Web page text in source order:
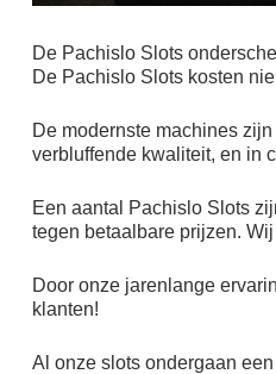
De Pachislo Slots
De Pachislo Slots kosten
De modernste machines
verbluffende kwaliteit, en in
Een aantal Pachislo Slots
tegen betaalbare prijzen.
Door onze jarenlange
klanten!
Al onze slots ondergaan